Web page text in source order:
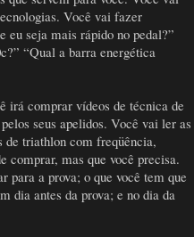
Você vai fazer
eu seja mais rápido no pedal?”
“Qual a barra energética
irá comprar vídeos de técnica de
seus apelidos. Você vai ler as
de triathlon com freqüência,
comprar, mas que você precisa.
para a prova; o que você tem que
dia antes da prova; e no dia da